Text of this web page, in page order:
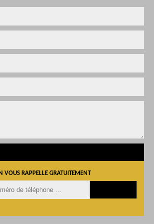
VOUS RAPPELLE GRATUITEMENT